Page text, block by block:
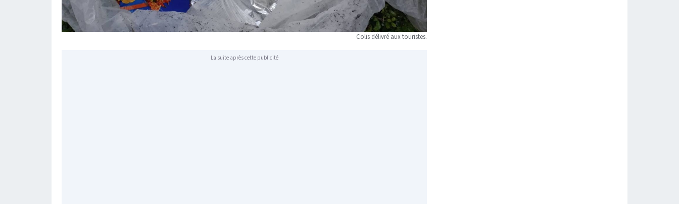
Colis délivré aux touristes.
La suite après cette publicité